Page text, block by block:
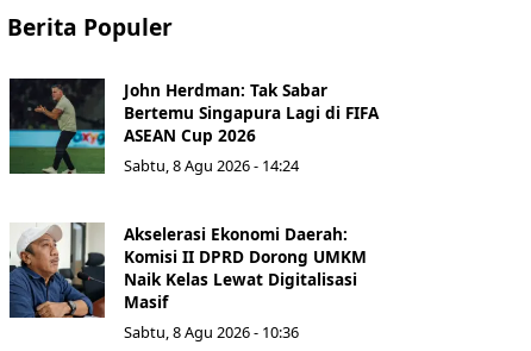
Berita Populer
John Herdman: Tak Sabar
Bertemu Singapura Lagi di FIFA
ASEAN Cup 2026
Sabtu, 8 Agu 2026 - 14:24
Akselerasi Ekonomi Daerah:
Komisi II DPRD Dorong UMKM
Naik Kelas Lewat Digitalisasi
Masif
Sabtu, 8 Agu 2026 - 10:36